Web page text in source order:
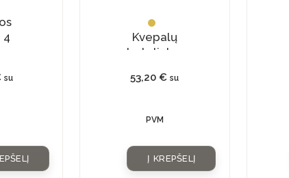
4
su
Kvepalų
buteliukas
natūraliu
53,20€ su
PVM
Į KREPŠELĮ